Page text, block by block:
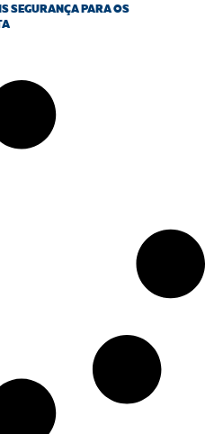
SEGURANÇA PARA OS